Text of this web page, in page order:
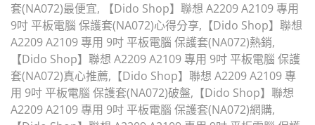
套(NA072)最便宜, 【Dido Shop】聯想 A2209 A2109 專用
9吋 平板電腦 保護套(NA072)心得分享,【Dido Shop】聯想
A2209 A2109 專用 9吋 平板電腦 保護套(NA072)熱銷,
【Dido Shop】聯想 A2209 A2109 專用 9吋 平板電腦 保護
套(NA072)真心推薦,【Dido Shop】聯想 A2209 A2109 專
用 9吋 平板電腦 保護套(NA072)破盤,【Dido Shop】聯想
A2209 A2109 專用 9吋 平板電腦 保護套(NA072)網購,